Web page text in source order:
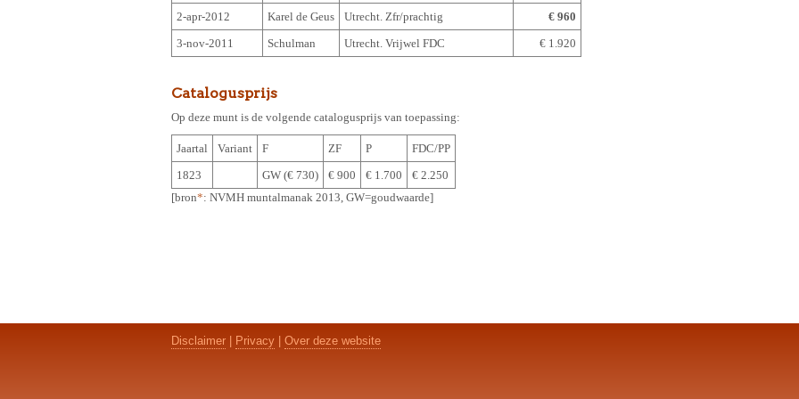
2-apr-2012
Karel de Geus Utrecht. Zfr/prachtig
€ 960
3-nov-2011
Schulman Utrecht. Vrijwel FDC € 1.920
Catalogusprijs
Op deze munt is de volgende catalogusprijs van toepassing:
Jaartal Variant F ZF P
FDC/PP
1823
GW (€ 730) € 900 € 1.700
€ 2.250
[bron*: NVMH muntalmanak 2013, GW=goudwaarde]
Disclaimer | Privacy | Over deze website